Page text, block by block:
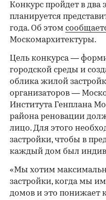
Конкурс пройдет в два
планируется
года. Об этом
Москомархитектуры.
Цель конкурса —
городской среды и
облика жилой
организаторов —
Института Генплана
района реновации
лицо. Для этого
застройки, чтобы в
каждый дом был
«Мы хотим
застройки, когда мы
домов и это понижает